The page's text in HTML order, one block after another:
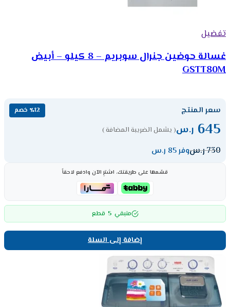
تفضيل
غسالة حوضين جنرال سوبريم – 8 كيلو – أبيض
GSTT80M
سعر المنتج ٪12 خصم
645 ر.س( يشمل الضريبة المضافة )
730ر.سوفر 85 ر.س
قسّمها على طريقتك، اشترِ الآن وادفع لاحقاً
متبقي 5 قطع
إضافة إلى السلة